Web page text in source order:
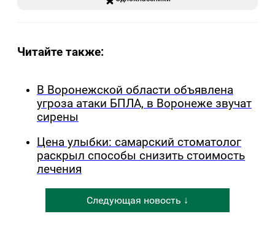
Читайте также:
В Воронежской области объявлена
угроза атаки БПЛА, в Воронеже звучат
сирены
Цена улыбки: самарский стоматолог
раскрыл способы снизить стоимость
лечения
Следующая новость ↓